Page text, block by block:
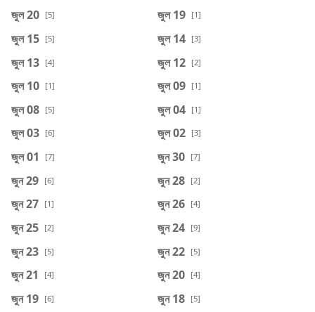
জুল 20 [5] জুল 19 [1]
জুল 15 [5] জুল 14 [3]
জুল 13 [4] জুল 12 [2]
জুল 10 [1] জুল 09 [1]
জুল 08 [5] জুল 04 [1]
জুল 03 [6] জুল 02 [3]
জুল 01 [7] জুন 30 [7]
জুন 29 [6] জুন 28 [2]
জুন 27 [1] জুন 26 [4]
জুন 25 [2] জুন 24 [9]
জুন 23 [5] জুন 22 [5]
জুন 21 [4] জুন 20 [4]
জুন 19 [6] জুন 18 [5]